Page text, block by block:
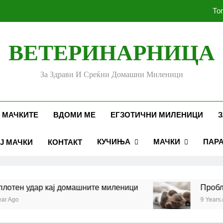
Убоди и угризи од
Стоматолошко здравје
Убоди и угризи од
ВЕТЕРИНАРНИЦА
За Здрави И Среќни Домашни Миленици
МАЧКИТЕ ВДОМИ МЕ ЕГЗОТИЧНИ МИЛЕНИЦИ
МАЧКИ КОНТАКТ КУЧИЊА МАЧКИ
удар кај домашните миленици
9 Years Ago